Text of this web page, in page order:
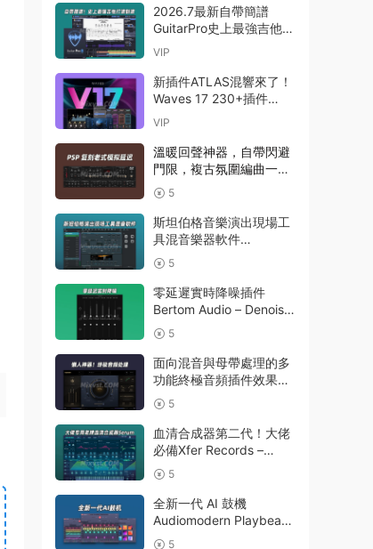
2026.7最新自帶簡譜
GuitarPro史上最強吉他打
譜制譜Guitar Pro 8.1.5-
VIP
新插件ATLAS混響來了！
Waves 17 230+插件
Waves Ultimate
Emulator-R2R WiN(混音
效果全套插件)Waves14
VIP
溫暖回聲神器，自帶閃避
門限，複古氛圍編曲一步
到位延遲插件效果器
PSPaudioware – PSP
BBDelay v 1.0.0 R2R
WIN
5
斯坦伯格音樂演出現場工
具混音樂器軟件
Steinberg VST Live Pro
v3.0.50 macOS
5
零延遲實時降噪插件
Bertom Audio – Denoiser
Pro v3.0.11 Rev2 CE V.R
5
面向混音與母帶處理的多
功能終極音頻插件效果器
Nuro Audio – Flexion
v1.0.2-R2R WIN
5
血清合成器第二代！大佬
必備Xfer Records –
Serum 2 v2.1.5 WIN波表
合成器最新版本
5
全新一代 AI 鼓機
Audiomodern Playbeat
v4.2.2-BUBBiX WIN包含
5